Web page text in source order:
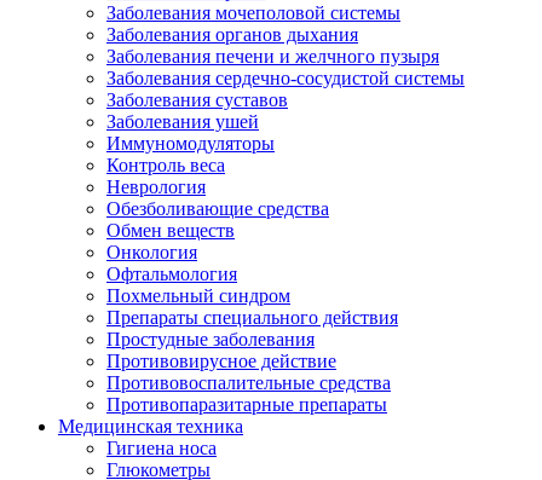
Заболевания мочеполовой системы
Заболевания органов дыхания
Заболевания печени и желчного пузыря
Заболевания сердечно-сосудистой системы
Заболевания суставов
Заболевания ушей
Иммуномодуляторы
Контроль веса
Неврология
Обезболивающие средства
Обмен веществ
Онкология
Офтальмология
Похмельный синдром
Препараты специального действия
Простудные заболевания
Противовирусное действие
Противовоспалительные средства
Противопаразитарные препараты
Медицинская техника
Гигиена носа
Глюкометры